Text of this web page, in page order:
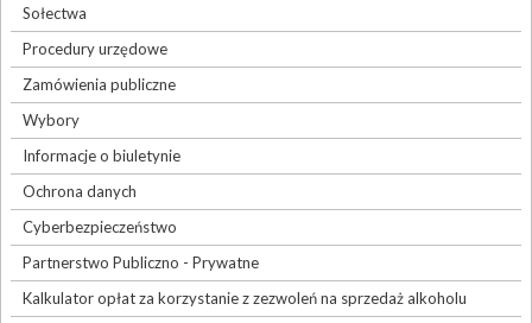
Sołectwa
Procedury urzędowe
Zamówienia publiczne
Wybory
Informacje o biuletynie
Ochrona danych
Cyberbezpieczeństwo
Partnerstwo Publiczno - Prywatne
Kalkulator opłat za korzystanie z zezwoleń na sprzedaż alkoholu